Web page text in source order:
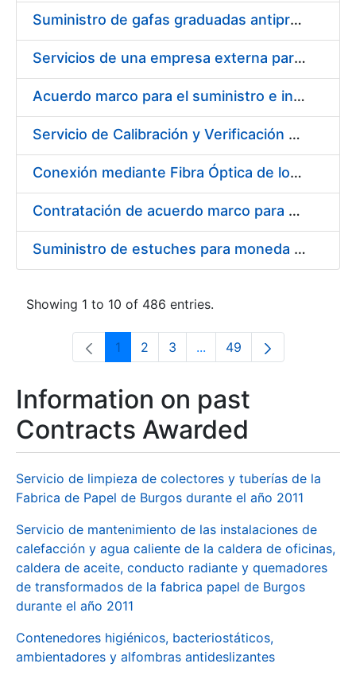
Suministro de gafas graduadas antiproyecciones para los trabajadores de la FNMT-RCM en los centros de trabajo de Madrid y Burgos
Servicios de una empresa externa para el asesoramiento y resolución de los recursos de alzada que se presentan relacionados con procesos de selección para la FNMT-RCM
Acuerdo marco para el suministro e instalación de persianas, estores y otros complementos
Servicio de Calibración y Verificación Externa de los Equipos de Medición del Servicio de Prevención de la FNMT-RCM
Conexión mediante Fibra Óptica de los Centros de Proceso de Datos (CPDs) de las sedes de la FNMT-RCM de Burgos y Madrid
Contratación de acuerdo marco para el Suministro de Material de Electricidad para la Fábrica Nacional de Moneda y Timbre-Real Casa de la Moneda en su centro de trabajo de Burgos
Suministro de estuches para moneda de 30 €
Showing 1 to 10 of 486 entries.
Page
1 Page
2 Page
3 ...Intermediate Pages Use
Page
49
Information on past
Contracts Awarded
Servicio de limpieza de colectores y tuberías de la
Fabrica de Papel de Burgos durante el año 2011
Servicio de mantenimiento de las instalaciones de
calefacción y agua caliente de la caldera de oficinas,
caldera de aceite, conducto radiante y quemadores
de transformados de la fabrica papel de Burgos
durante el año 2011
Contenedores higiénicos, bacteriostáticos,
ambientadores y alfombras antideslizantes